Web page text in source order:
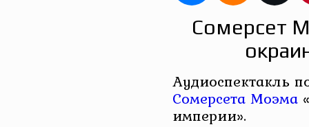
Сомерсет
Аудиоспектакль
Сомерсета Моэма
империи».